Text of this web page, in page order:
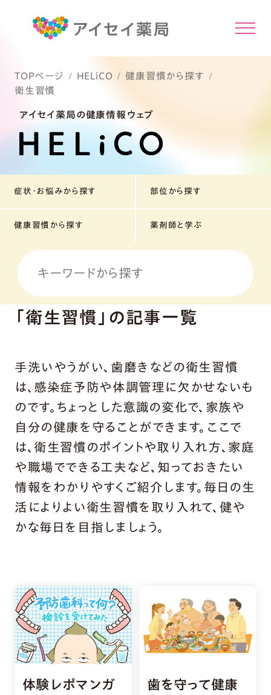
TOPページ HELiCO
健康習慣から探す
衛生習慣
アイセイ薬局の健康情報ウェブ
症状・お悩みから探す 部位から探す
健康習慣から探す 薬剤師と学ぶ
「衛生習慣」の記事一覧
手洗いやうがい、歯磨きなどの衛生習慣
は、感染症予防や体調管理に欠かせないも
のです。ちょっとした意識の変化で、家族や
自分の健康を守ることができます。ここで
は、衛生習慣のポイントや取り入れ方、家庭
や職場でできる工夫など、知っておきたい
情報をわかりやすくご紹介します。毎日の生
活によりよい衛生習慣を取り入れて、健や
かな毎日を目指しましょう。
体験レポマンガ
歯を守って健康